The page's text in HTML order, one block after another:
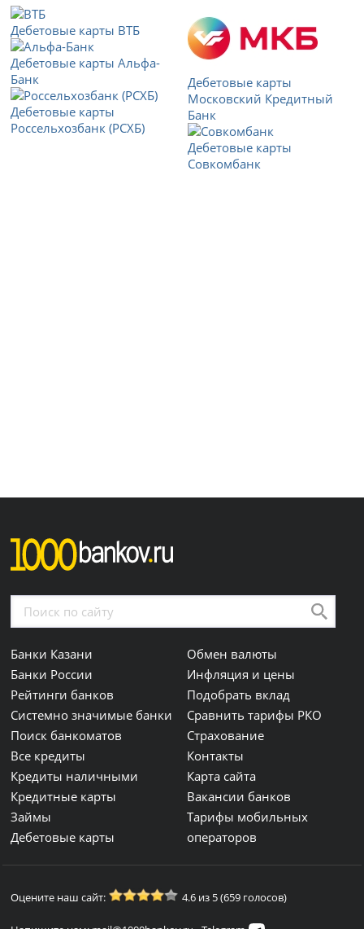
Дебетовые карты ВТБ
Дебетовые карты Альфа-
Банк
Дебетовые карты
Россельхозбанк (РСХБ)
Дебетовые карты
Московский Кредитный
Банк
Дебетовые карты
Совкомбанк
Банки Казани
Банки России
Рейтинги банков
Системно значимые банки
Поиск банкоматов
Все кредиты
Кредиты наличными
Кредитные карты
Займы
Дебетовые карты
Обмен валюты
Инфляция и цены
Подобрать вклад
Сравнить тарифы РКО
Страхование
Контакты
Карта сайта
Вакансии банков
Тарифы мобильных
операторов
Оцените наш сайт: 4.6 из 5 (659 голосов)